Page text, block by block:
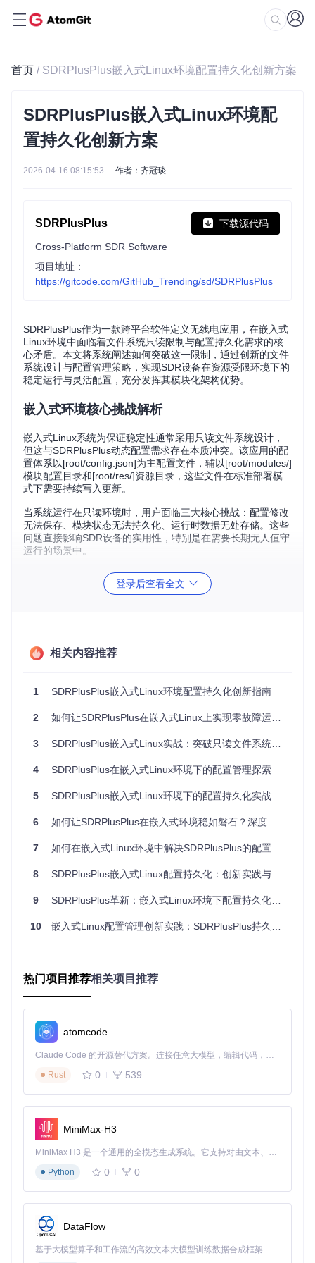
首页 / SDRPlusPlus嵌入式Linux环境配置持久化创新方案
SDRPlusPlus嵌入式Linux环境配
置持久化创新方案
2026-04-16 08:15:53 作者：齐冠琰
SDRPlusPlus 下载源代码
Cross-Platform SDR Software
项目地址：
https://gitcode.com/GitHub_Trending/sd/SDRPlusPlus
SDRPlusPlus作为一款跨平台软件定义无线电应用，在嵌入式
Linux环境中面临着文件系统只读限制与配置持久化需求的核
心矛盾。本文将系统阐述如何突破这一限制，通过创新的文件
系统设计与配置管理策略，实现SDR设备在资源受限环境下的
稳定运行与灵活配置，充分发挥其模块化架构优势。
嵌入式环境核心挑战解析
嵌入式Linux系统为保证稳定性通常采用只读文件系统设计，
但这与SDRPlusPlus动态配置需求存在本质冲突。该应用的配
置体系以[root/config.json]为主配置文件，辅以[root/modules/]
模块配置目录和[root/res/]资源目录，这些文件在标准部署模
式下需要持续写入更新。
当系统运行在只读环境时，用户面临三大核心挑战：配置修改
无法保存、模块状态无法持久化、运行时数据无处存储。这些
问题直接影响SDR设备的实用性，特别是在需要长期无人值守
运行的场景中。
多元化配置持久化解决方案
施步骤如下：
和工作目录workdir
挂载到SDRPlusPlus的配置目录
配置系统启动脚本，确保每次启动时自动建立overlay挂载
件提供可写空间，且无需修改应用本身代码。
配置目录重定向策略
对于不支持OverlayFS的老旧系统，符号链接重定向是一种轻
pp/root
删除原始配置目录并创建符号链接指向新目录
此方法通过修改文件系统结构实现配置重定向，适用于资源极
通过修改SDRPlusPlus源代码实现配置路径动态切换：
修改[core/src/config.cpp]中的ConfigManager类，添加配
置路径参数
在应用启动时通过命令行参数指定外部配置目录
实现配置文件自动迁移逻辑，当外部目录为空时复制默认
系统优化与性能调优策略
动态数据分层存储方案
静态资源（如图标、字体）保留在只读分区，路径为[root/r
es/]
动态配置文件存储在可写分区，通过上述方案之一实现
临时缓存文件使用tmpfs内存文件系统，减少对物理存储的
登录后查看全文
相关内容推荐
1 SDRPlusPlus嵌入式Linux环境配置持久化创新指南
2 如何让SDRPlusPlus在嵌入式Linux上实现零故障运行？只读文件系统配置方案全解析
3 SDRPlusPlus嵌入式Linux实战：突破只读文件系统限制实现配置革新
4 SDRPlusPlus在嵌入式Linux环境下的配置管理探索
5 SDRPlusPlus嵌入式Linux环境下的配置持久化实战指南
6 如何让SDRPlusPlus在嵌入式环境稳如磐石？深度解析文件系统方案
7 如何在嵌入式Linux环境中解决SDRPlusPlus的配置持久化问题？
8 SDRPlusPlus嵌入式Linux配置持久化：创新实践与深度优化指南
9 SDRPlusPlus革新：嵌入式Linux环境下配置持久化技术突破实战指南
10 嵌入式Linux配置管理创新实践：SDRPlusPlus持久化方案全解析
热门项目推荐相关项目推荐
atomcode
Claude Code 的开源替代方案。连接任意大模型，编辑代码，运行命令，自动验证 — 全自动执行。用 Rust 构建，极致性能。 ｜ An open-source alternative to Claude Code. Connect any LLM, edit code, run commands, and verify changes — autonomously. Built in Rust for speed. Get Started
Rust
0 539
MiniMax-H3
MiniMax H3 是一个通用的全模态生成系统。它支持对由文本、图像、视频和音频组成的多模态上下文进行统一理解，并能生成分辨率高达 2K、时长可达 15 秒的带原生立体声音频的视频。得益于面向任务泛化的系统设计，H3 在预训练阶段就已具备广泛的多模态上下文理解与生成能力，能够出色地执行复杂的多模态指令。
Python
0 0
DataFlow
基于大模型算子和工作流的高效文本大模型训练数据合成框架